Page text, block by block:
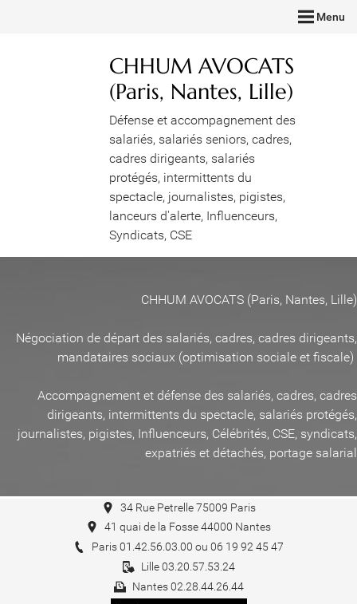
Menu
CHHUM AVOCATS
(Paris, Nantes, Lille)
Défense et accompagnement des
salariés, salariés seniors, cadres,
cadres dirigeants, salariés
protégés, intermittents du
spectacle, journalistes, pigistes,
lanceurs d'alerte, Influenceurs,
Syndicats, CSE
CHHUM AVOCATS (Paris, Nantes, Lille)
Négociation de départ des salariés, cadres, cadres dirigeants,
mandataires sociaux (optimisation sociale et fiscale)
Accompagnement et défense des salariés, cadres, cadres
dirigeants, intermittents du spectacle, salariés protégés,
journalistes, pigistes, Influenceurs, Célébrités, CSE, syndicats,
expatriés et détachés, portage salarial
34 Rue Petrelle 75009 Paris
41 quai de la Fosse 44000 Nantes
Paris 01.42.56.03.00 ou 06 19 92 45 47
Lille 03.20.57.53.24
Nantes 02.28.44.26.44